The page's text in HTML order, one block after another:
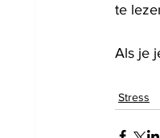
te
Als je
Stress